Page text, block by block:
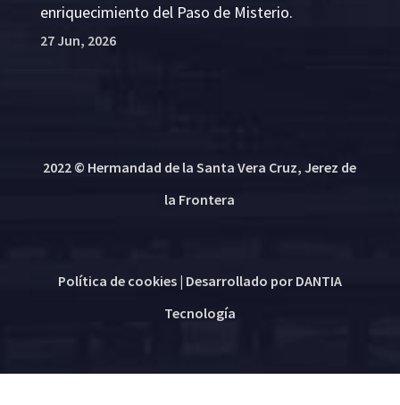
enriquecimiento del Paso de Misterio.
27 Jun, 2026
2022 © Hermandad de la Santa Vera Cruz, Jerez de
la Frontera
Política de cookies| Desarrollado por DANTIA
Tecnología